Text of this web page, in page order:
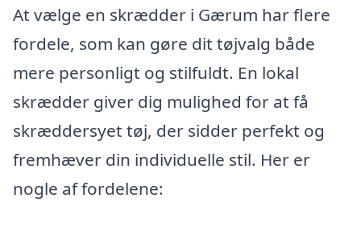
At vælge en skrædder i Gærum har flere
fordele, som kan gøre dit tøjvalg både
mere personligt og stilfuldt. En lokal
skrædder giver dig mulighed for at få
skræddersyet tøj, der sidder perfekt og
fremhæver din individuelle stil. Her er
nogle af fordelene: